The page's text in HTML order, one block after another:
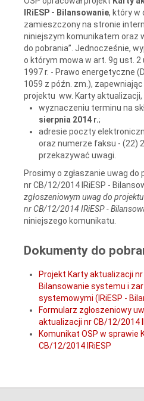
IRiESP - Bilansowanie, który w
zamieszczony na stronie
niniejszym komunikatem oraz
do pobrania”. Jednocześnie,
o którym mowa w art. 9g ust.
1997 r. - Prawo energetyczne
1059 z późn. zm.),
projektu ww. Karty aktualizacji,
wyznaczeniu terminu na
sierpnia 2014 r.;
adresie poczty
oraz numerze faksu - (22)
przekazywać uwagi.
Prosimy o zgłaszanie uwag
nr CB/12/2014 IRiESP -
zgłoszeniowym uwag do
nr CB/12/2014 IRiESP -
niniejszego komunikatu.
Dokumenty do
Projekt Karty aktualizacji nr
Bilansowanie systemu i
systemowymi (IRiESP -
Formularz zgłoszeniowy
aktualizacji nr CB/12/2014
Komunikat OSP w sprawie
CB/12/2014 IRiESP